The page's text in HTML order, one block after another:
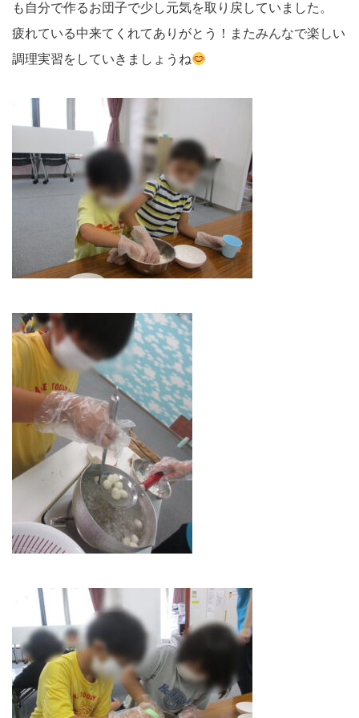
も自分で作るお団子で少し元気を取り戻していました。
疲れている中来てくれてありがとう！またみんなで楽しい
調理実習をしていきましょうね